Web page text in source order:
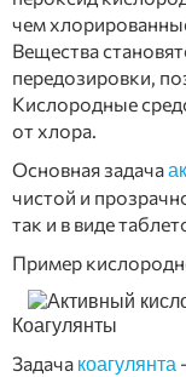
чем
Вещества
передозировки,
Кислородные
от хлора.
Основная задача
чистой и
так и в виде
Пример
Коагулянты
Задача коагулянта